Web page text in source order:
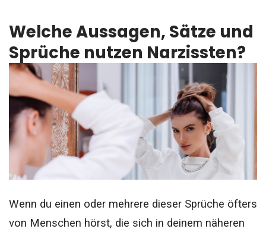
Welche Aussagen, Sätze und
Sprüche nutzen Narzissten?
Wenn du einen oder mehrere dieser Sprüche öfters
von Menschen hörst, die sich in deinem näheren